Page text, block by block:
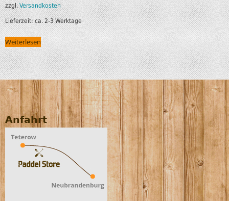
zzgl.Versandkosten
Lieferzeit:ca. 2-3 Werktage
Weiterlesen
Anfahrt